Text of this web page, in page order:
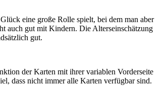
eine große Rolle spielt, bei dem man aber
auch gut mit Kindern. Die Alterseinschätzung
gut.
der Karten mit ihrer variablen Vorderseite
dass nicht immer alle Karten verfügbar sind.